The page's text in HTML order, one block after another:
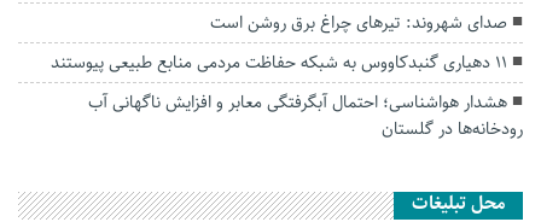
صدای شهروند: تیرهای چراغ برق روشن است
۱۱ دهیاری گنبدکاووس به شبکه حفاظت مردمی منابع طبیعی پیوستند
هشدار هواشناسی؛ احتمال آبگرفتگی معابر و افزایش ناگهانی آب
رودخانه‌ها در گلستان
محل تبلیغات